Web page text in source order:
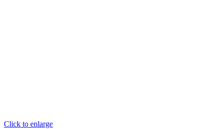
Click to enlarge